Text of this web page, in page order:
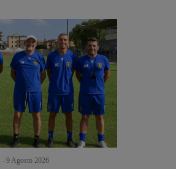
9 Agosto 2026